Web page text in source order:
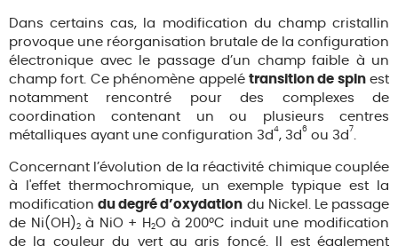
Dans certains cas, la modification du champ cristallin
provoque une réorganisation brutale de la configuration
électronique avec le passage d’un champ faible à un
champ fort. Ce phénomène appelé transition de spinest
notamment rencontré pour des complexes de
coordination contenant un ou plusieurs centres
métalliques ayant une configuration 3d 4, 3d 6 ou 3d 7.
Concernant l’évolution de la réactivité chimique couplée
à l'effet thermochromique, un exemple typique est la
modificationdu degré d’oxydation du Nickel. Le passage
de Ni(OH)2à NiO + H2O à 200°C induit une modification
de la couleur du vert au gris foncé. Il est également